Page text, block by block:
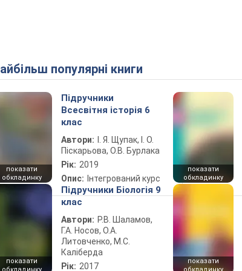
Найбільш популярні книги
показати
обкладинку
Підручники
Всесвітня історія 6
клас
Автори:
І. Я. Щупак, І. О.
Піскарьова, О.В. Бурлака
Рік: 2019
Опис: Інтегрований курс
показати
обкладинку
показати
Підручники Біологія 9
клас
Автори: Р.В. Шаламов,
Г.А. Носов, О.А.
Литовченко, М.С.
Каліберда
Рік: 2017
показати